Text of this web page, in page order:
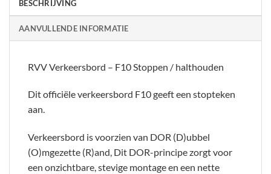
BESCHRIJVING
AANVULLENDE INFORMATIE
RVV Verkeersbord – F10 Stoppen / halthouden
Dit officiële verkeersbord F10 geeft een stopteken
aan.
Verkeersbord is voorzien van DOR (D)ubbel
(O)mgezette (R)and, Dit DOR-principe zorgt voor
een onzichtbare, stevige montage en een nette